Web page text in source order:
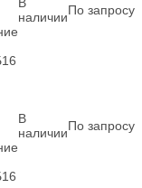
16
В
наличииПо запросу
16
В
наличииПо запросу